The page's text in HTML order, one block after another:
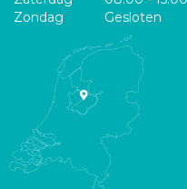
Zondag
Gesloten